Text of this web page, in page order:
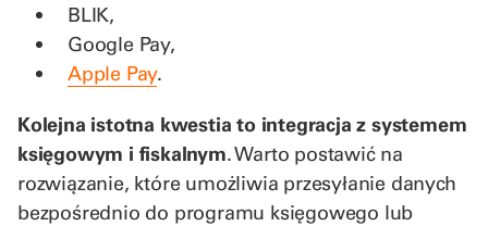
BLIK,
Google Pay,
Apple Pay.
Kolejna istotna kwestia to integracja z systemem
księgowym i fiskalnym. Warto postawić na
rozwiązanie, które umożliwia przesyłanie danych
bezpośrednio do programu księgowego lub